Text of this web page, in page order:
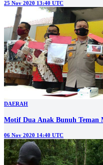
25 Nov 2020 13:40 UTC
DAERAH
Motif Dua Anak Bunuh Teman
06 Nov 2020 14:40 UTC